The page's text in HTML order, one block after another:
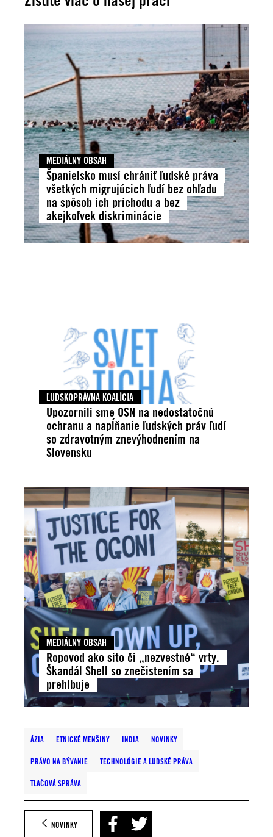
MEDIÁLNY OBSAH
Španielsko musí chrániť ľudské práva
všetkých migrujúcich ľudí bez ohľadu
na spôsob ich príchodu a bez
akejkoľvek diskriminácie
ĽUDSKOPRÁVNA KOALÍCIA
Upozornili sme OSN na nedostatočnú
ochranu a napĺňanie ľudských práv ľudí
so zdravotným znevýhodnením na
Slovensku
MEDIÁLNY OBSAH
Ropovod ako sito či „nezvestné“ vrty.
Škandál Shell so znečistením sa
prehlbuje
ÁZIA ETNICKÉ MENŠINY INDIA NOVINKY
PRÁVO NA BÝVANIE TECHNOLÓGIE A ĽUDSKÉ PRÁVA
TLAČOVÁ SPRÁVA
NOVINKY